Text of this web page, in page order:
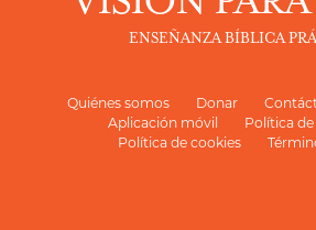
ENSEÑANZA BÍBLICA
Quiénes somos Donar
Aplicación móvil
Política
Política de cookies